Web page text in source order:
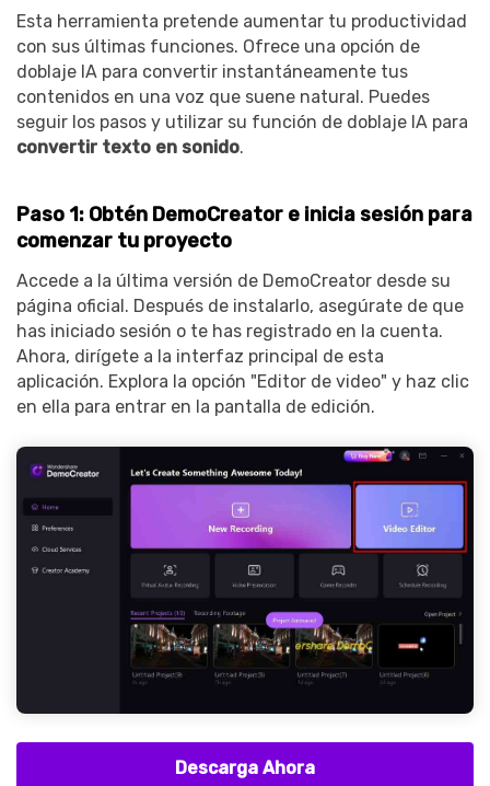
Esta herramienta pretende aumentar tu productividad
con sus últimas funciones. Ofrece una opción de
doblaje IA para convertir instantáneamente tus
contenidos en una voz que suene natural. Puedes
seguir los pasos y utilizar su función de doblaje IA para
convertir texto en sonido.
Paso 1: Obtén DemoCreator e inicia sesión para
comenzar tu proyecto
Accede a la última versión de DemoCreator desde su
página oficial. Después de instalarlo, asegúrate de que
has iniciado sesión o te has registrado en la cuenta.
Ahora, dirígete a la interfaz principal de esta
aplicación. Explora la opción "Editor de video" y haz clic
en ella para entrar en la pantalla de edición.
Descarga Ahora